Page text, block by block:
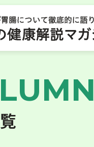
LUMN
覧